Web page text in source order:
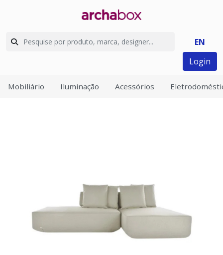
EN
Login
Mobiliário Iluminação Acessórios